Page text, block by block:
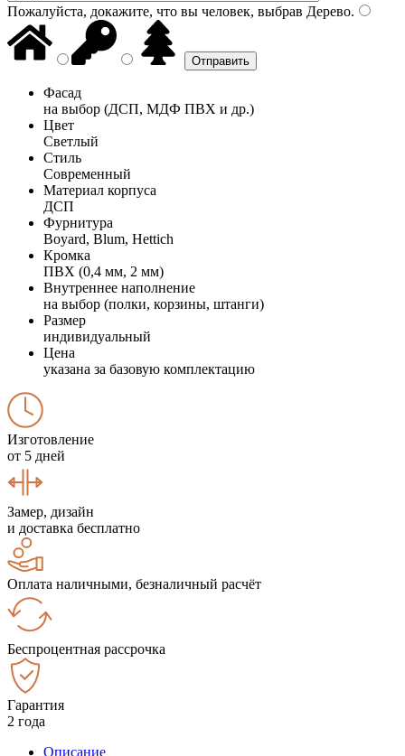
Пожалуйста, докажите, что вы человек, выбрав Дерево.
Фасад
на выбор (ДСП, МДФ ПВХ и др.)
Цвет
Светлый
Стиль
Современный
Материал корпуса
ДСП
Фурнитура
Boyard, Blum, Hettich
Кромка
ПВХ (0,4 мм, 2 мм)
Внутреннее наполнение
на выбор (полки, корзины, штанги)
Размер
индивидуальный
Цена
указана за базовую комплектацию
Изготовление
от 5 дней
Замер, дизайн
и доставка бесплатно
Оплата наличными, безналичный расчёт
Беспроцентная рассрочка
Гарантия
2 года
Описание